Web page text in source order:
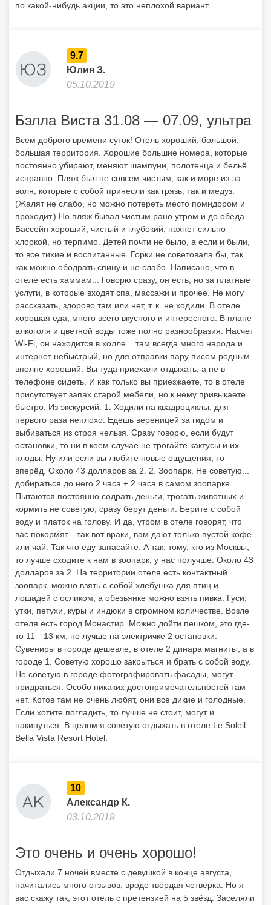
по какой-нибудь акции, то это неплохой вариант.
9.7
Юлия З.
05.10.2019
Бэлла Виста 31.08 — 07.09, ультра
Всем доброго времени суток! Отель хороший, большой,
большая территория. Хорошие большие номера, которые
постоянно убирают, меняют шампуни, полотенца и бельё
исправно. Пляж был не совсем чистым, как и море из-за
волн, которые с собой принесли как грязь, так и медуз.
(Жалят не слабо, но можно потереть место помидором и
проходит.) Но пляж бывал чистым рано утром и до обеда.
Бассейн хороший, чистый и глубокий, пахнет сильно
хлоркой, но терпимо. Детей почти не было, а если и были,
то все тихие и воспитанные. Горки не советовала бы, так
как можно ободрать спину и не слабо. Написано, что в
отеле есть хаммам... Говорю сразу, он есть, но за платные
услуги, в которые входят спа, массажи и прочее. Не могу
рассказать, здорово там или нет, т. к. не ходили. В отеле
хорошая еда, много всего вкусного и интересного. В плане
алкоголя и цветной воды тоже полно разнообразия. Насчет
Wi-Fi, он находится в холле... там всегда много народа и
интернет небыстрый, но для отправки пару писем родным
вполне хороший. Вы туда приехали отдыхать, а не в
телефоне сидеть. И как только вы приезжаете, то в отеле
присутствует запах старой мебели, но к нему привыкаете
быстро. Из экскурсий: 1. Ходили на квадроциклы, для
первого раза неплохо. Едешь вереницей за гидом и
выбиваться из строя нельзя. Сразу говорю, если будут
остановки, то ни в коем случае не трогайте кактусы и их
плоды. Ну или если вы любите новые ощущения, то
вперёд. Около 43 долларов за 2. 2. Зоопарк. Не советую...
добираться до него 2 часа + 2 часа в самом зоопарке.
Пытаются постоянно содрать деньги, трогать животных и
кормить не советую, сразу берут деньги. Берите с собой
воду и платок на голову. И да, утром в отеле говорят, что
вас покормят... так вот враки, вам дают только пустой кофе
или чай. Так что еду запасайте. А так, тому, кто из Москвы,
то лучше сходите к нам в зоопарк, у нас получше. Около 43
долларов за 2. На территории отеля есть контактный
зоопарк, можно взять с собой хлебушка для птиц и
лошадей с осликом, а обезьянке можно взять пивка. Гуси,
утки, петухи, куры и индюки в огромном количестве. Возле
отеля есть город Монастир. Можно дойти пешком, это где-
то 11—13 км, но лучше на электричке 2 остановки.
Сувениры в городе дешевле, в отеле 2 динара магниты, а в
городе 1. Советую хорошо закрыться и брать с собой воду.
Не советую в городе фотографировать фасады, могут
придраться. Особо никаких достопримечательностей там
нет. Котов там не очень любят, они все дикие и голодные.
Если хотите погладить, то лучше не стоит, могут и
накинуться. В целом я советую отдыхать в отеле Le Soleil
Bella Vista Resort Hotel.
10
Александр К.
03.10.2019
Это очень и очень хорошо!
Отдыхали 7 ночей вместе с девушкой в конце августа,
начитались много отзывов, вроде твёрдая четвёрка. Но я
вас скажу так, этот отель с претензией на 5 звёзд. Заселяли